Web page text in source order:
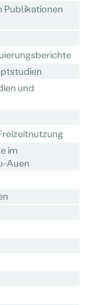
Publikationen
und
im
Auen